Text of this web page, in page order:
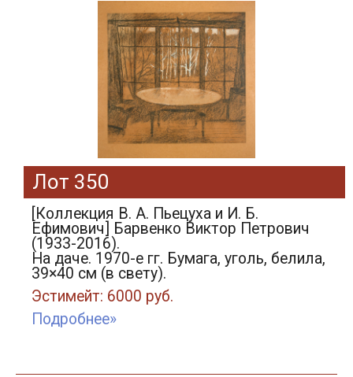
Лот 350
[Коллекция В. А. Пьецуха и И. Б.
Ефимович] Барвенко Виктор Петрович
(1933-2016).
На даче. 1970-е гг. Бумага, уголь, белила,
39×40 см (в свету).
Эстимейт: 6000 руб.
Подробнее»